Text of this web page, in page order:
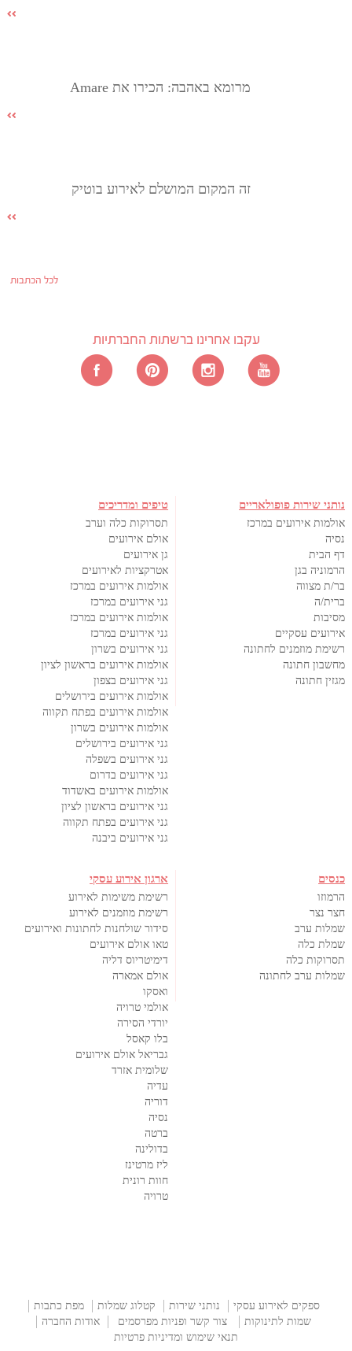
מרומא באהבה: הכירו את Amare
זה המקום המושלם לאירוע בוטיק
לכל הכתבות
עקבו אחרינו ברשתות החברתיות
נותני שירות פופולאריים
אולמות אירועים במרכז
נסיה
דף הבית
הרמוניה בגן
בר/ת מצווה
ברית/ה
מסיבות
אירועים עסקיים
רשימת מוזמנים לחתונה
מחשבון חתונה
מגזין חתונה
טיפים ומדריכים
תסרוקות כלה וערב
אולם אירועים
גן אירועים
אטרקציות לאירועים
אולמות אירועים במרכז
גני אירועים במרכז
אולמות אירועים במרכז
גני אירועים במרכז
גני אירועים בשרון
אולמות אירועים בראשון לציון
גני אירועים בצפון
אולמות אירועים בירושלים
אולמות אירועים בפתח תקווה
אולמות אירועים בשרון
גני אירועים בירושלים
גני אירועים בשפלה
גני אירועים בדרום
אולמות אירועים באשדוד
גני אירועים בראשון לציון
גני אירועים בפתח תקווה
גני אירועים ביבנה
כנסים
הרמוזו
חצר נצר
שמלות ערב
שמלת כלה
תסרוקות כלה
שמלות ערב לחתונה
ארגון אירוע עסקי
רשימת משימות לאירוע
רשימת מוזמנים לאירוע
סידור שולחנות לחתונות ואירועים
טאו אולם אירועים
דימיטריוס דליה
אולם אמארה
ואסקו
אולמי טרויה
יורדי הסירה
בלו קאסל
גבריאל אולם אירועים
שלומית אזרד
עדיה
דוריה
נסיה
ברטה
בדולינה
ליז מרטינז
חוות רונית
טרויה
ספקים לאירוע עסקי נותני שירות קטלוג שמלות
מפת כתבות
שמות לתינוקות
צור קשר ופניות מפרסמים
אודות החברה
תנאי שימוש ומדיניות פרטיות